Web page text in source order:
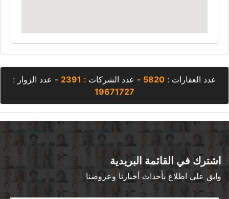
عدد العقارات : 5820 - عدد الشركات : 2391 - عدد الزوار :
19671727
اشترك في القائمة البريدية
وابق على اطلاع بأحداث أخبارنا وعروضنا